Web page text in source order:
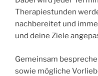
Therapiestunden
nachbereitet und
und deine Ziele
Gemeinsam
sowie mögliche